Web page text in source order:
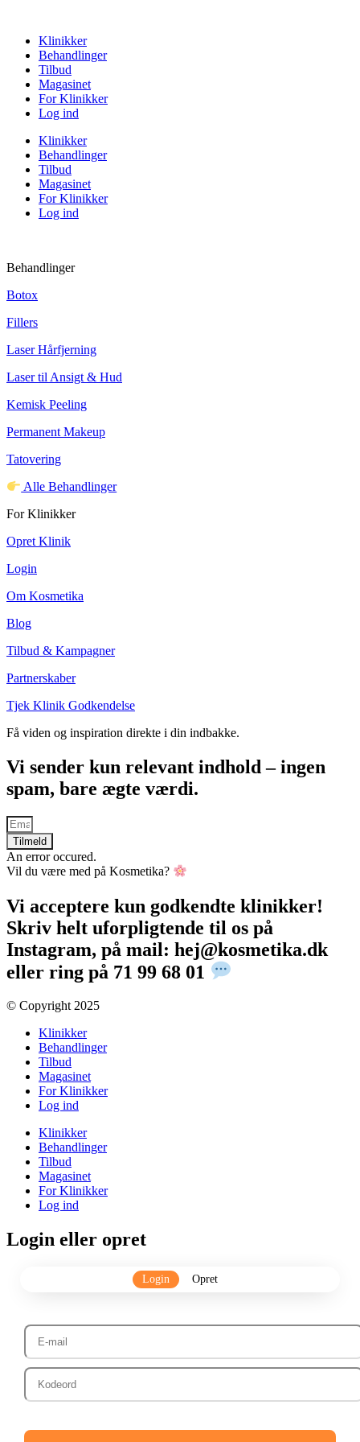
Klinikker
Behandlinger
Tilbud
Magasinet
For Klinikker
Log ind
Klinikker
Behandlinger
Tilbud
Magasinet
For Klinikker
Log ind
Behandlinger
Botox
Fillers
Laser Hårfjerning
Laser til Ansigt & Hud
Kemisk Peeling
Permanent Makeup
Tatovering
Alle Behandlinger
For Klinikker
Opret Klinik
Login
Om Kosmetika
Blog
Tilbud & Kampagner
Partnerskaber
Tjek Klinik Godkendelse
Få viden og inspiration direkte i din indbakke.
Vi sender kun relevant indhold – ingen
spam, bare ægte værdi.
Tilmeld
An error occured.
Vil du være med på Kosmetika?
Vi acceptere kun godkendte klinikker!
Skriv helt uforpligtende til os på
Instagram, på mail: hej@kosmetika.dk
eller ring på 71 99 68 01
© Copyright 2025​
Klinikker
Behandlinger
Tilbud
Magasinet
For Klinikker
Log ind
Klinikker
Behandlinger
Tilbud
Magasinet
For Klinikker
Log ind
Login eller opret
Login Opret